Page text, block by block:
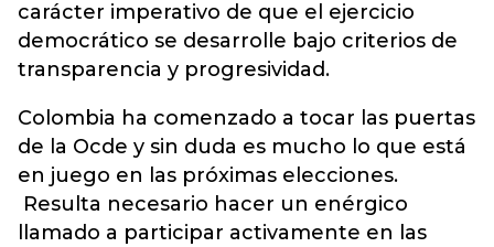
carácter imperativo de que el ejercicio
democrático se desarrolle bajo criterios de
transparencia y progresividad.
Colombia ha comenzado a tocar las puertas
de la Ocde y sin duda es mucho lo que está
en juego en las próximas elecciones.
Resulta necesario hacer un enérgico
llamado a participar activamente en las